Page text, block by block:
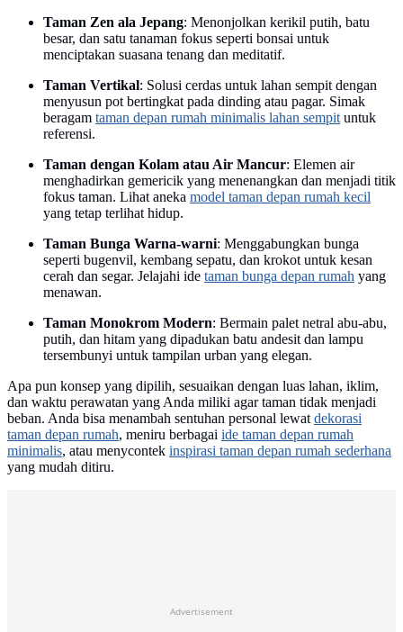
Taman Zen ala Jepang: Menonjolkan kerikil putih, batu
besar, dan satu tanaman fokus seperti bonsai untuk
menciptakan suasana tenang dan meditatif.
Taman Vertikal: Solusi cerdas untuk lahan sempit dengan
menyusun pot bertingkat pada dinding atau pagar. Simak
beragam taman depan rumah minimalis lahan sempit untuk
referensi.
Taman dengan Kolam atau Air Mancur: Elemen air
menghadirkan gemericik yang menenangkan dan menjadi titik
fokus taman. Lihat aneka model taman depan rumah kecil
yang tetap terlihat hidup.
Taman Bunga Warna-warni: Menggabungkan bunga
seperti bugenvil, kembang sepatu, dan krokot untuk kesan
cerah dan segar. Jelajahi ide taman bunga depan rumah yang
menawan.
Taman Monokrom Modern: Bermain palet netral abu-abu,
putih, dan hitam yang dipadukan batu andesit dan lampu
tersembunyi untuk tampilan urban yang elegan.
Apa pun konsep yang dipilih, sesuaikan dengan luas lahan, iklim,
dan waktu perawatan yang Anda miliki agar taman tidak menjadi
beban. Anda bisa menambah sentuhan personal lewat dekorasi
taman depan rumah, meniru berbagai ide taman depan rumah
minimalis, atau menycontek inspirasi taman depan rumah sederhana
yang mudah ditiru.
Advertisement